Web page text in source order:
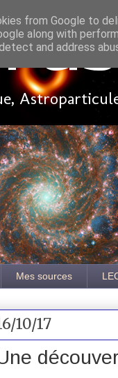
Mes sources
10/17
from Google to
along with
and address